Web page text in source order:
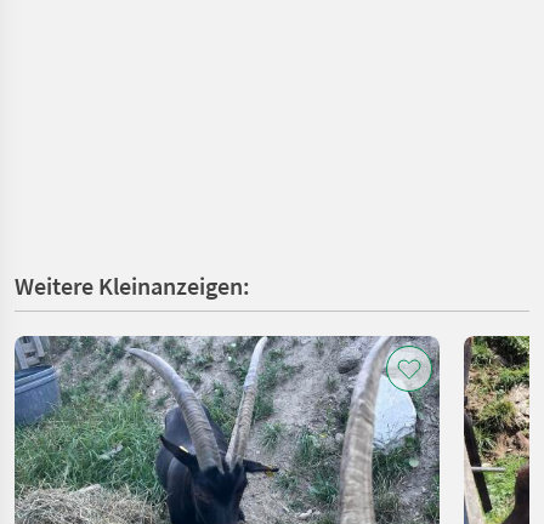
Weitere Kleinanzeigen: